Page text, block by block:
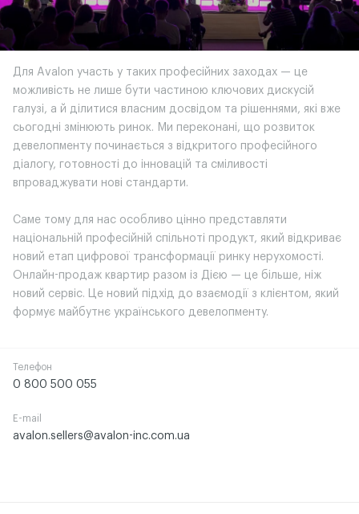
Для Avalon участь у таких професійних заходах — це
можливість не лише бути частиною ключових дискусій
галузі, а й ділитися власним досвідом та рішеннями, які вже
сьогодні змінюють ринок. Ми переконані, що розвиток
девелопменту починається з відкритого професійного
діалогу, готовності до інновацій та сміливості
впроваджувати нові стандарти.
Саме тому для нас особливо цінно представляти
національній професійній спільноті продукт, який відкриває
новий етап цифрової трансформації ринку нерухомості.
Онлайн-продаж квартир разом із Дією — це більше, ніж
новий сервіс. Це новий підхід до взаємодії з клієнтом, який
формує майбутнє українського девелопменту.
Телефон
0 800 500 055
E-mail
avalon.sellers@avalon-inc.com.ua